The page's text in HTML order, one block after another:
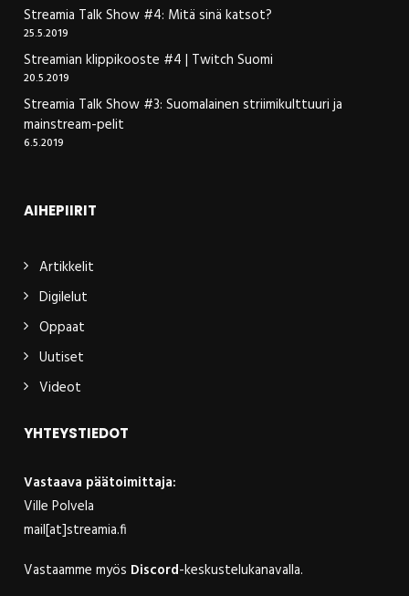
Streamia Talk Show #4: Mitä sinä katsot?
25.5.2019
Streamian klippikooste #4 | Twitch Suomi
20.5.2019
Streamia Talk Show #3: Suomalainen striimikulttuuri ja
mainstream-pelit
6.5.2019
AIHEPIIRIT
Artikkelit
Digilelut
Oppaat
Uutiset
Videot
YHTEYSTIEDOT
Vastaava päätoimittaja:
Ville Polvela
mail[at]streamia.fi
Vastaamme myös Discord-keskustelukanavalla.